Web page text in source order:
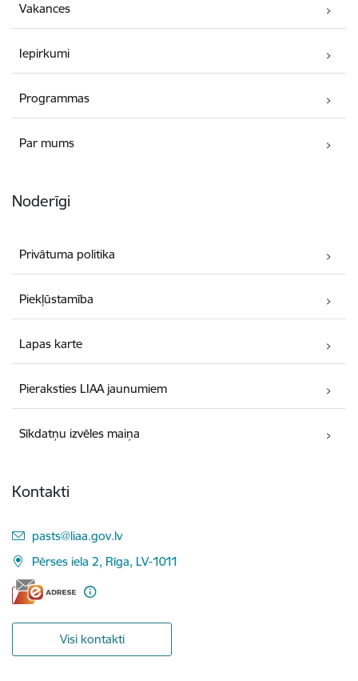
Vakances
Iepirkumi
Programmas
Par mums
Noderīgi
Privātuma politika
Piekļūstamība
Lapas karte
Pieraksties LIAA jaunumiem
Sīkdatņu izvēles maiņa
Kontakti
E-pasts:
pasts@liaa.gov.lv
Pērses iela 2, Rīga, LV-1011
Visi kontakti